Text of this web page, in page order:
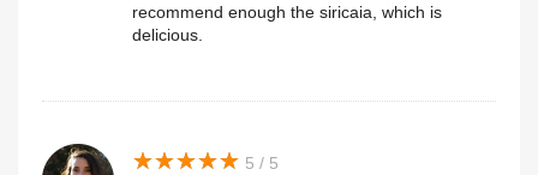
recommend enough the siricaia, which is
delicious.
★★★★★
★★★★★ 5 / 5